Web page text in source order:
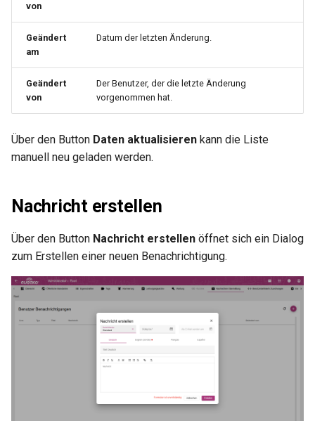
von
Geändert
am
Datum der letzten Änderung.
Geändert
von
Der Benutzer, der die letzte Änderung
vorgenommen hat.
Über den Button Daten aktualisieren kann die Liste
manuell neu geladen werden.
Nachricht erstellen
Über den Button Nachricht erstellen öffnet sich ein Dialog
zum Erstellen einer neuen Benachrichtigung.